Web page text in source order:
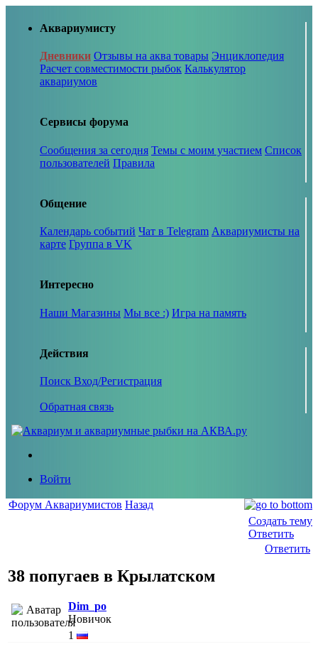
Аквариумисту
Дневники Отзывы на аква товары Энциклопедия
Расчет совместимости рыбок Калькулятор
аквариумов
Сервисы форума
Сообщения за сегодня Темы с моим участием Список
пользователей Правила
Общение
Календарь событий Чат в Telegram Аквариумисты на
карте Группа в VK
Интересно
Наши Магазины Мы все :) Игра на память
Действия
Поиск Вход/Регистрация
Обратная связь
Войти
Форум Аквариумистов Назад
Создать тему
Ответить
Ответить
38 попугаев в Крылатском
Dim_po
Новичок
1